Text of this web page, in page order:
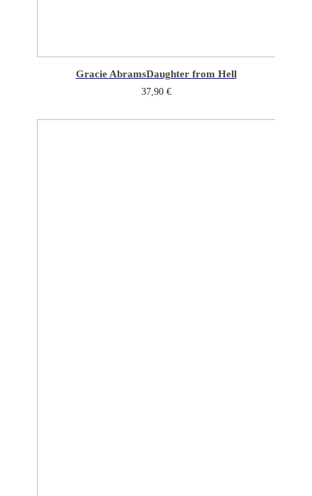
Gracie AbramsDaughter from Hell
37,90 €